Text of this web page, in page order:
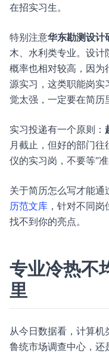
在招实习生。
特别注意华东勘测设计
木、水利类专业。设计
概率也相对较高，因为
源实习，这类职能岗实
觉太强，一定要在简历
实习投递有一个原则：
月截止，但好的部门
仪的实习岗，不要等“准
关于简历怎么写才能
历范文库 ，针对不同
找不到你的亮点。
专业冷热不
里
从今日数据看，计算机
鲁统市场调查中心，还